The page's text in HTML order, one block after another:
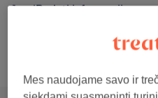
1 valRodyti informaciją
Mes naudojame savo ir